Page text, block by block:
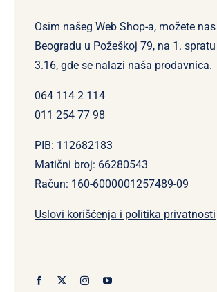
Osim našeg Web Shop-a, možete
Beogradu u Požeškoj 79, na 1.
3.16, gde se nalazi naša prodavnica.
064 114 2 114
011 254 77 98
PIB: 112682183
Matični broj: 66280543
Račun: 160-6000001257489-09
Uslovi korišćenja i politika privatnosti